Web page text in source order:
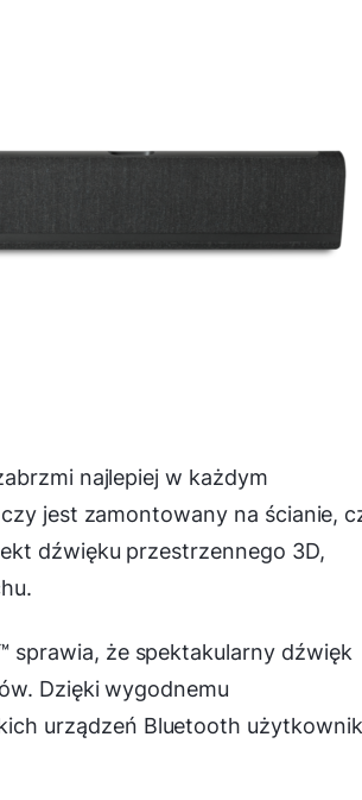
najlepiej w każdym
jest zamontowany na ścianie,
dźwięku przestrzennego 3D,
sprawia, że spektakularny dźwięk
Dzięki wygodnemu
urządzeń Bluetooth użytkownik